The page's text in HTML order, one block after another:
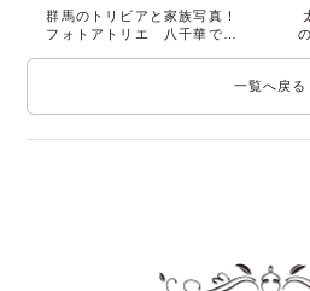
群馬のトリビアと家族写真！
フォトアトリエ 八千華で残
一覧へ戻る